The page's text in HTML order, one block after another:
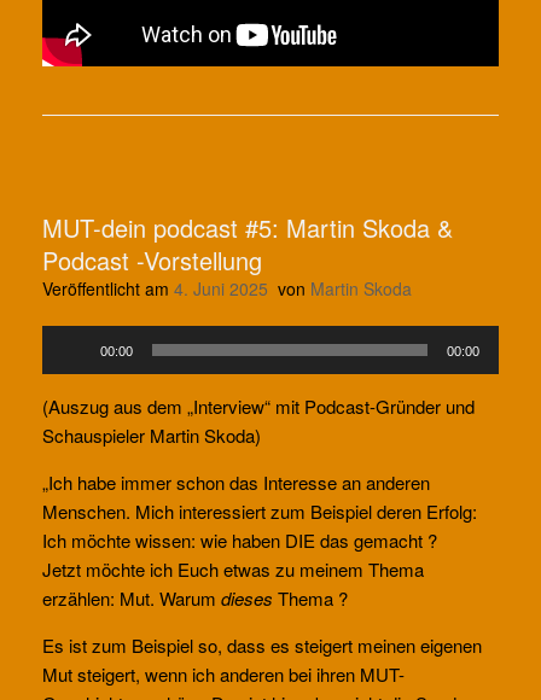
MUT-dein podcast #5: Martin Skoda &
Podcast -Vorstellung
Veröffentlicht am 4. Juni 2025 von Martin Skoda
00:00 00:00
(Auszug aus dem „Interview“ mit Podcast-Gründer und
Schauspieler Martin Skoda)
„Ich habe immer schon das Interesse an anderen
Menschen. Mich interessiert zum Beispiel deren Erfolg:
Ich möchte wissen: wie haben DIE das gemacht ?
Jetzt möchte ich Euch etwas zu meinem Thema
erzählen: Mut. Warum dieses Thema ?
Es ist zum Beispiel so, dass es steigert meinen eigenen
Mut steigert, wenn ich anderen bei ihren MUT-